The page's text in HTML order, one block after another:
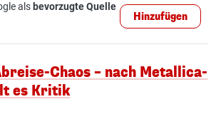
als bevorzugte Quelle
Hinzufügen
Chaos – nach Metallica-
es Kritik